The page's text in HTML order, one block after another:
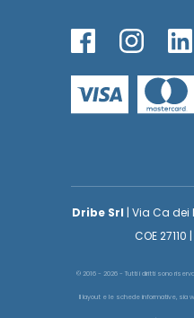
Dribe Srl | Via Ca dei
COE
© 2016 - 2026 - Tutti i diritti sono
Il layout e le schede informative, sia